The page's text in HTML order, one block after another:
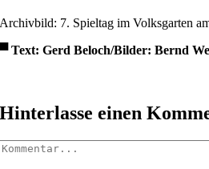
Archivbild: 7. Spieltag im Volksgarten
▀Text: Gerd Beloch/Bilder: Bernd
Hinterlasse einen